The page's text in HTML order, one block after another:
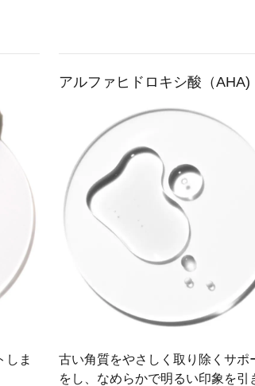
しま
アルファヒドロキシ酸（AHA)
古い角質をやさしく取り除くサポ
をし、なめらかで明るい印象を引